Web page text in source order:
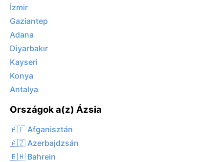
İzmir
Gaziantep
Adana
Diyarbakır
Kayseri
Konya
Antalya
Országok a(z) Ázsia
🇦🇫 Afganisztán
🇦🇿 Azerbajdzsán
🇧🇭 Bahrein